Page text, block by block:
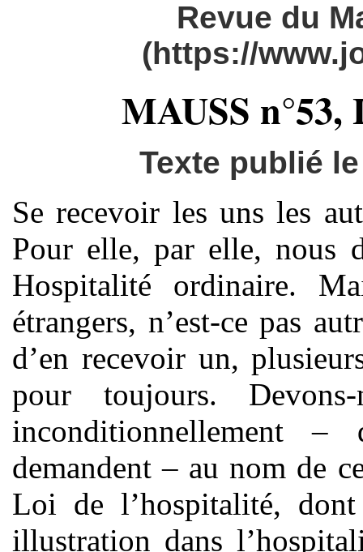
Revue du
(https://
MAUSS n°53,
Texte publié
Se recevoir les uns les
Pour elle, par elle, nous
Hospitalité ordinaire.
étrangers, n’est-ce pas
d’en recevoir un,
pour toujours.
inconditionnellement
demandent – au nom de
Loi de l’hospitalité,
illustration dans